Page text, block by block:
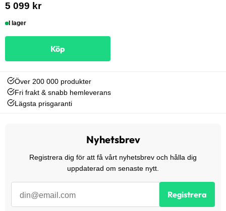
5 099 kr
I lager
Köp
Över 200 000 produkter
Fri frakt & snabb hemleverans
Lägsta prisgaranti
Nyhetsbrev
Registrera dig för att få vårt nyhetsbrev och hålla dig
uppdaterad om senaste nytt.
Registrera